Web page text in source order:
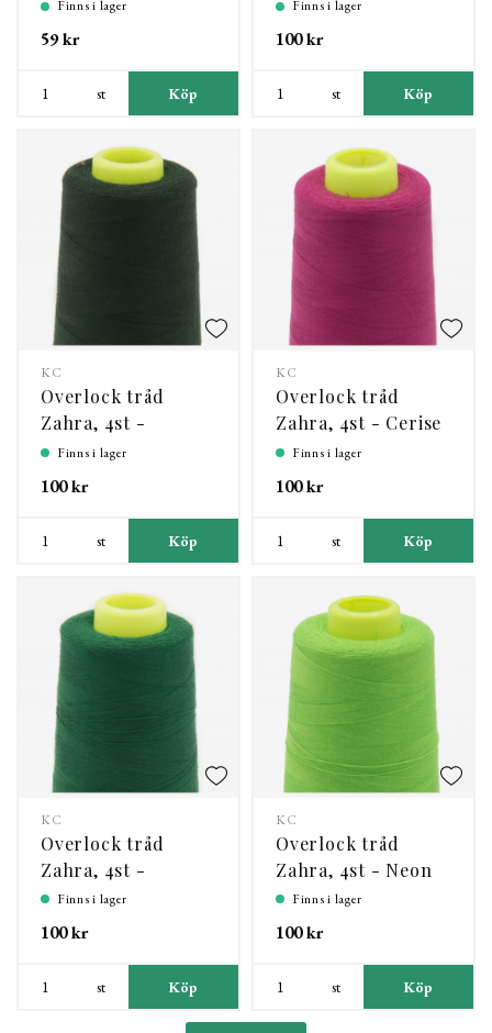
Finns i lager
59 kr
st Köp
Finns i lager
100 kr
st Köp
KC
Overlock tråd
Zahra, 4st -
Buteljgrön
Finns i lager
100 kr
st Köp
KC
Overlock tråd
Zahra, 4st - Cerise
Finns i lager
100 kr
st Köp
KC
Overlock tråd
Zahra, 4st -
Gräsgrönt
Finns i lager
100 kr
st Köp
KC
Overlock tråd
Zahra, 4st - Neon
grönFinns i lager
100 kr
st Köp